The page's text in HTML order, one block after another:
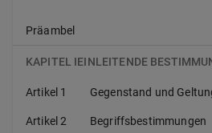
Präambel
KAPITEL IEINLEITENDE
Artikel 1 Gegenstand und
Artikel 2 Begriffsbestimmungen